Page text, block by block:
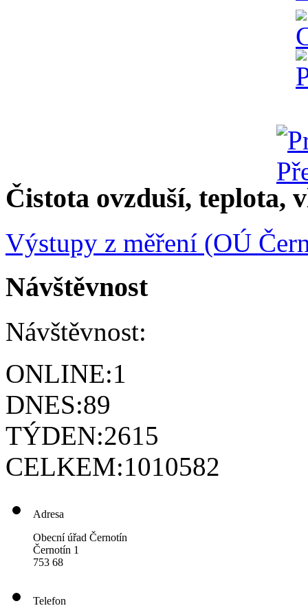
Čistota ovzduší, teplota,
Výstupy z měření (OÚ
Návštěvnost
Návštěvnost:
ONLINE:1
DNES:89
TÝDEN:2615
CELKEM:1010582
Adresa
Obecní úřad Černotín
Černotín 1
753 68
Telefon